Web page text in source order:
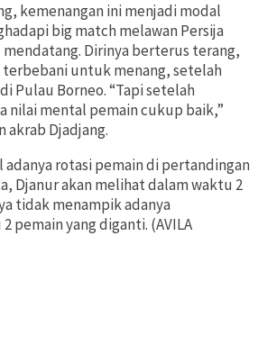
kemenangan ini menjadi modal
big match melawan Persija
Dirinya berterus terang,
terbebani untuk menang, setelah
Pulau Borneo. “Tapi setelah
nilai mental pemain cukup baik,”
akrab Djadjang.
adanya rotasi pemain di pertandingan
Djanur akan melihat dalam waktu 2
tidak menampik adanya
pemain yang diganti. (AVILA